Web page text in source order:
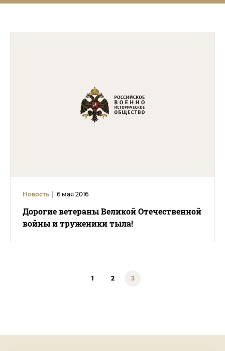
Новость 6 мая 2016
Дорогие ветераны Великой Отечественной
войны и труженики тыла!
1 2 3